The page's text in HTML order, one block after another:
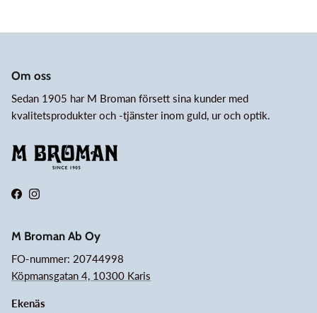
Om oss
Sedan 1905 har M Broman försett sina kunder med
kvalitetsprodukter och -tjänster inom guld, ur och optik.
FacebookInstagram
M Broman Ab Oy
FO-nummer: 20744998
Köpmansgatan 4, 10300 Karis
Ekenäs